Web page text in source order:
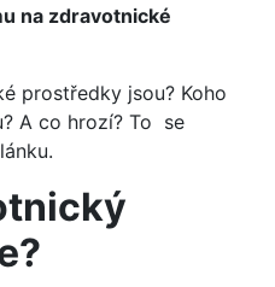
na zdravotnické
prostředky jsou? Koho
A co hrozí? To se